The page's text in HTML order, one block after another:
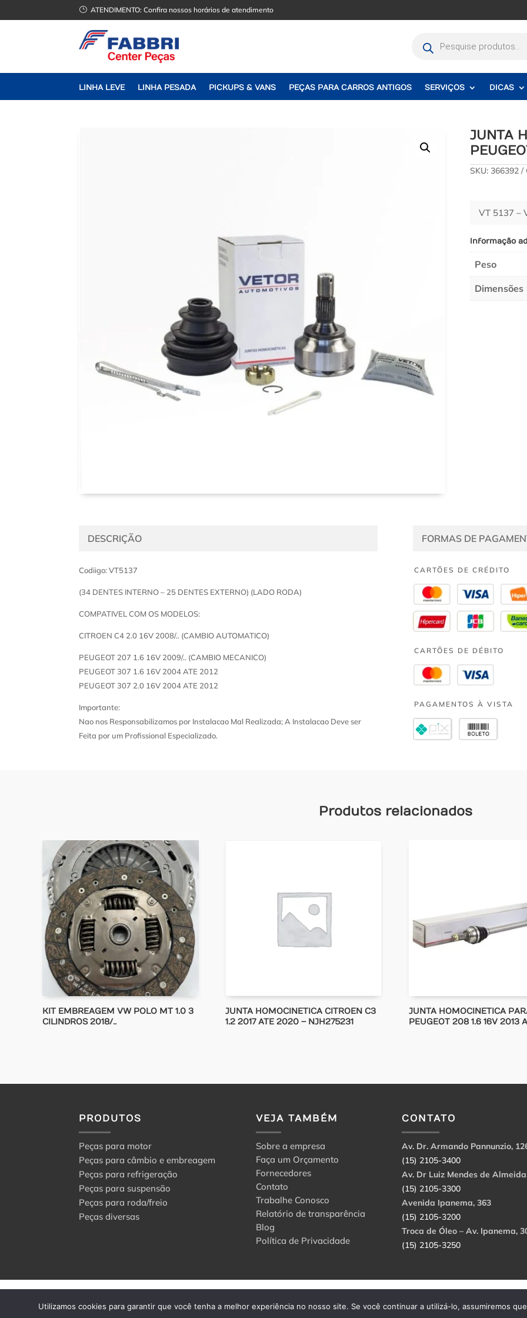
} ATENDIMENTO:Confira nossos horários de atendimento
produtos
LINHA LEVE LINHA PESADA PICKUPS & VANS PEÇAS PARA CARROS ANTIGOS SERVIÇOS DICAS
JUNTA
SKU: 366392
VT 5137 –
Informação
Peso
Dimensões
DESCRIÇÃO
Codiigo: VT5137
(34 DENTES INTERNO – 25 DENTES EXTERNO) (LADO RODA)
COMPATIVEL COM OS MODELOS:
CITROEN C4 2.0 16V 2008/.. (CAMBIO AUTOMATICO)
PEUGEOT 207 1.6 16V 2009/.. (CAMBIO MECANICO)
PEUGEOT 307 1.6 16V 2004 ATE 2012
PEUGEOT 307 2.0 16V 2004 ATE 2012
Importante:
Nao nos Responsabilizamos por Instalacao Mal Realizada; A Instalacao Deve ser
Feita por um Profissional Especializado.
FORMAS DE
CARTÕES DE CRÉDITO
CARTÕES DE DÉBITO
PAGAMENTOS À VISTA
Produtos relacionados
KIT EMBREAGEM VW POLO MT 1.0 3
CILINDROS 2018/..
JUNTA HOMOCINETICA CITROEN C3
1.2 2017 ATE 2020 – NJH275231
JUNTA HOMOCINETICA
PEUGEOT 208 1.6 16V 2013
PRODUTOS
Peças para motor
Peças para câmbio e embreagem
Peças para refrigeração
Peças para suspensão
Peças para roda/freio
Peças diversas
VEJA TAMBÉM
Sobre a empresa
Faça um Orçamento
Fornecedores
Contato
Trabalhe Conosco
Relatório de transparência
Blog
Política de Privacidade
CONTATO
Av. Dr. Armando Pannunzio,
(15) 2105-3400
Av. Dr Luiz Mendes de
(15) 2105-3300
Avenida Ipanema, 363
(15) 2105-3200
Troca de Óleo – Av. Ipanema,
(15) 2105-3250
Todos os direitos reservados.
Utilizamos cookies para garantir que você tenha a melhor experiência no nosso site. Se você continuar a utilizá-lo, assumiremos